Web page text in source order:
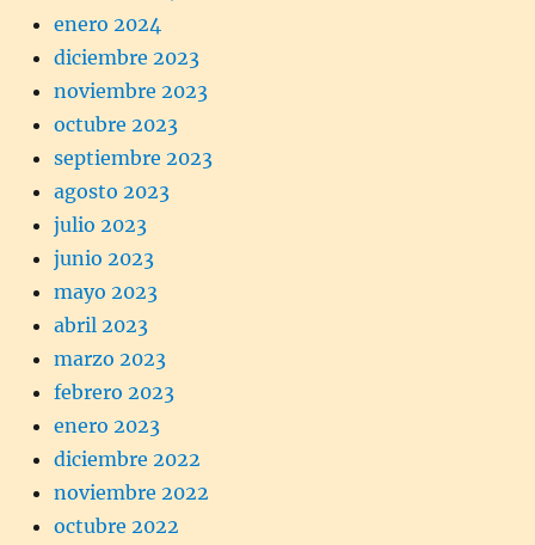
enero 2024
diciembre 2023
noviembre 2023
octubre 2023
septiembre 2023
agosto 2023
julio 2023
junio 2023
mayo 2023
abril 2023
marzo 2023
febrero 2023
enero 2023
diciembre 2022
noviembre 2022
octubre 2022